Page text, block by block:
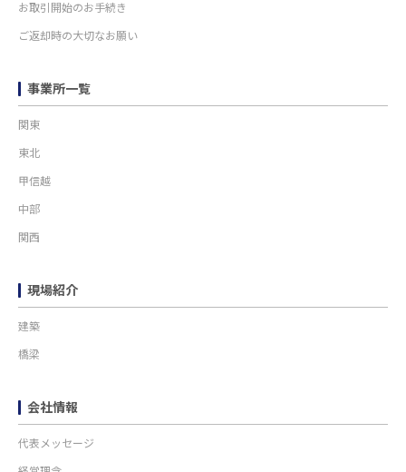
お取引開始のお手続き
ご返却時の大切なお願い
事業所一覧
関東
東北
甲信越
中部
関西
現場紹介
建築
橋梁
会社情報
代表メッセージ